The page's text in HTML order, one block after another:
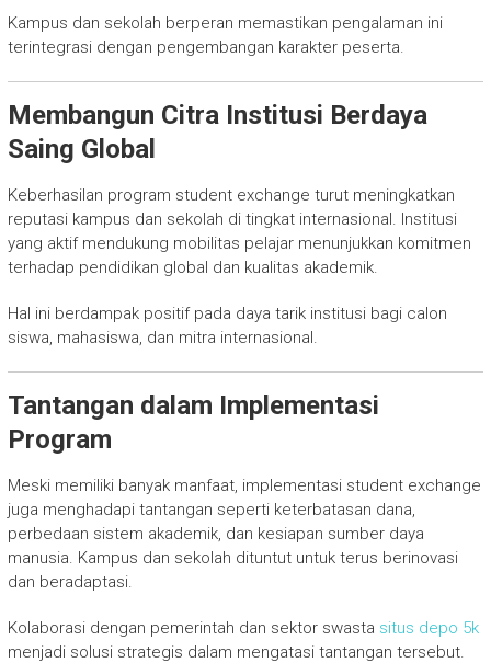
Kampus dan sekolah berperan memastikan pengalaman ini
terintegrasi dengan pengembangan karakter peserta.
Membangun Citra Institusi Berdaya
Saing Global
Keberhasilan program student exchange turut meningkatkan
reputasi kampus dan sekolah di tingkat internasional. Institusi
yang aktif mendukung mobilitas pelajar menunjukkan komitmen
terhadap pendidikan global dan kualitas akademik.
Hal ini berdampak positif pada daya tarik institusi bagi calon
siswa, mahasiswa, dan mitra internasional.
Tantangan dalam Implementasi
Program
Meski memiliki banyak manfaat, implementasi student exchange
juga menghadapi tantangan seperti keterbatasan dana,
perbedaan sistem akademik, dan kesiapan sumber daya
manusia. Kampus dan sekolah dituntut untuk terus berinovasi
dan beradaptasi.
Kolaborasi dengan pemerintah dan sektor swasta situs depo 5k
menjadi solusi strategis dalam mengatasi tantangan tersebut.